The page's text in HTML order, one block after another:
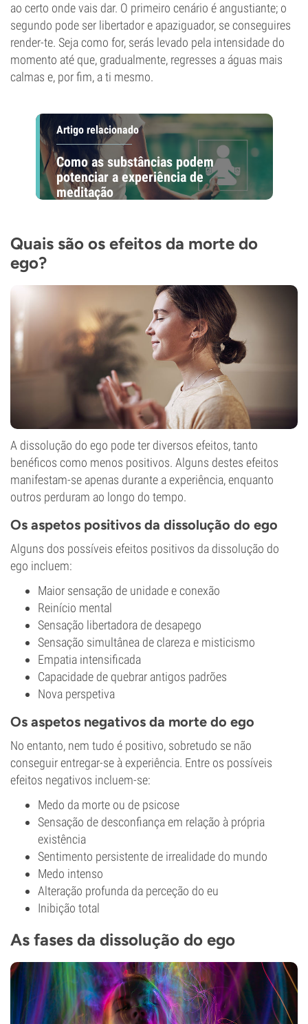
ao certo onde vais dar. O primeiro cenário é angustiante; o
segundo pode ser libertador e apaziguador, se conseguires
render-te. Seja como for, serás levado pela intensidade do
momento até que, gradualmente, regresses a águas mais
calmas e, por fim, a ti mesmo.
Artigo relacionado
Como as substâncias podem
potenciar a experiência de
meditação
Quais são os efeitos da morte do
ego?
A dissolução do ego pode ter diversos efeitos, tanto
benéficos como menos positivos. Alguns destes efeitos
manifestam-se apenas durante a experiência, enquanto
outros perduram ao longo do tempo.
Os aspetos positivos da dissolução do ego
Alguns dos possíveis efeitos positivos da dissolução do
ego incluem:
Maior sensação de unidade e conexão
Reinício mental
Sensação libertadora de desapego
Sensação simultânea de clareza e misticismo
Empatia intensificada
Capacidade de quebrar antigos padrões
Nova perspetiva
Os aspetos negativos da morte do ego
No entanto, nem tudo é positivo, sobretudo se não
conseguir entregar-se à experiência. Entre os possíveis
efeitos negativos incluem-se:
Medo da morte ou de psicose
Sensação de desconfiança em relação à própria
existência
Sentimento persistente de irrealidade do mundo
Medo intenso
Alteração profunda da perceção do eu
Inibição total
As fases da dissolução do ego